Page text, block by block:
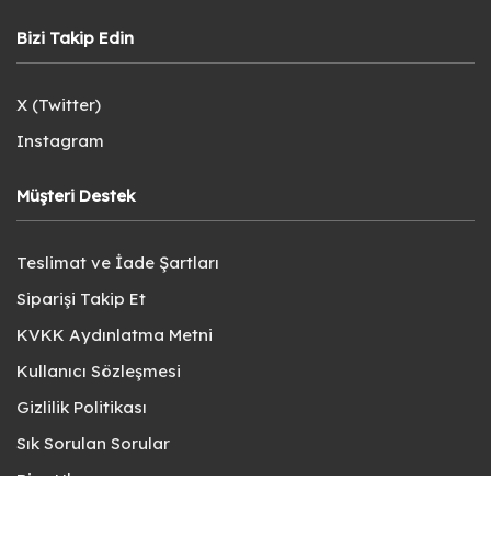
Bizi Takip Edin
X (Twitter)
Instagram
Müşteri Destek
Teslimat ve İade Şartları
Siparişi Takip Et
KVKK Aydınlatma Metni
Kullanıcı Sözleşmesi
Gizlilik Politikası
Sık Sorulan Sorular
Bize Ulaşın